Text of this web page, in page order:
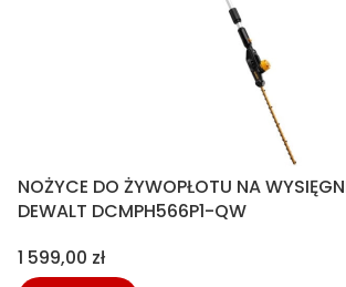
NOŻYCE DO ŻYWOPŁOTU NA
DEWALT DCMPH566P1-QW
Cena
1 599,00 zł